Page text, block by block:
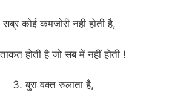
कोई कमजोरी नही होती है,
होती है जो सब में नहीं होती !
3. बुरा वक्त रुलाता है,